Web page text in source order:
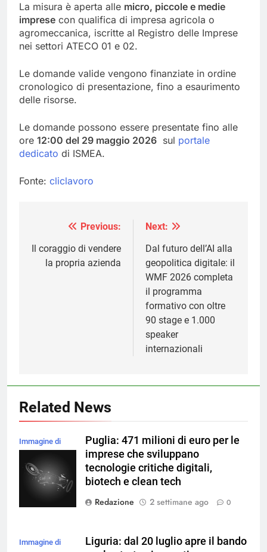
La misura è aperta alle micro, piccole e medie
imprese con qualifica di impresa agricola o
agromeccanica, iscritte al Registro delle Imprese
nei settori ATECO 01 e 02.
Le domande valide vengono finanziate in ordine
cronologico di presentazione, fino a esaurimento
delle risorse.
Le domande possono essere presentate fino alle
ore 12:00 del 29 maggio 2026 sul portale
dedicato di ISMEA.
Fonte: cliclavoro
Navigazione
articoli
Previous:
Il coraggio di vendere
la propria azienda
Next:
Dal futuro dell’AI alla
geopolitica digitale: il
WMF 2026 completa
il programma
formativo con oltre
90 stage e 1.000
speaker
internazionali
Related News
Immagine di
Magnific
Puglia: 471 milioni di euro per le
imprese che sviluppano
tecnologie critiche digitali,
biotech e clean tech
Redazione
2 settimane ago 0
Immagine di
Liguria: dal 20 luglio apre il bando